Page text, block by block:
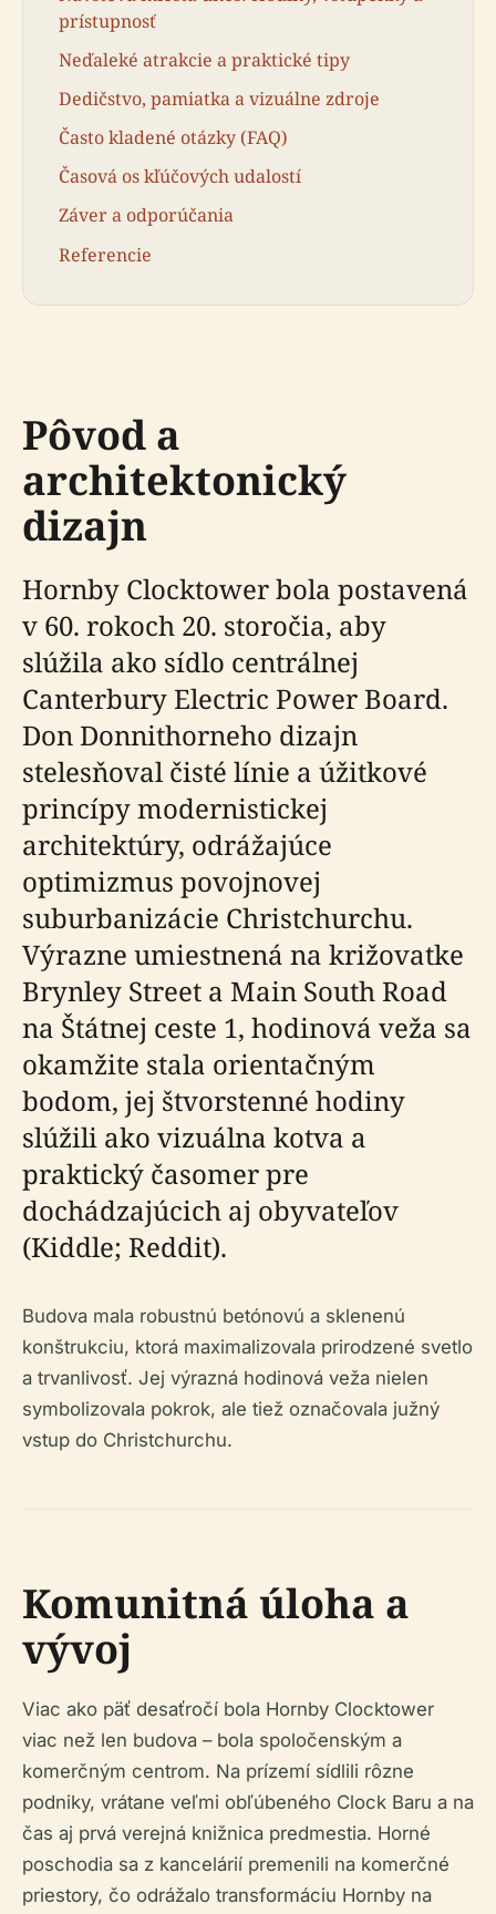
prístupnosť
Neďaleké atrakcie a praktické tipy
Dedičstvo, pamiatka a vizuálne zdroje
Často kladené otázky (FAQ)
Časová os kľúčových udalostí
Záver a odporúčania
Referencie
Pôvod a
architektonický
dizajn
Hornby Clocktower bola postavená
v 60. rokoch 20. storočia, aby
slúžila ako sídlo centrálnej
Canterbury Electric Power Board.
Don Donnithorneho dizajn
stelesňoval čisté línie a úžitkové
princípy modernistickej
architektúry, odrážajúce
optimizmus povojnovej
suburbanizácie Christchurchu.
Výrazne umiestnená na križovatke
Brynley Street a Main South Road
na Štátnej ceste 1, hodinová veža sa
okamžite stala orientačným
bodom, jej štvorstenné hodiny
slúžili ako vizuálna kotva a
praktický časomer pre
dochádzajúcich aj obyvateľov
(Kiddle; Reddit).
Budova mala robustnú betónovú a sklenenú
konštrukciu, ktorá maximalizovala prirodzené svetlo
a trvanlivosť. Jej výrazná hodinová veža nielen
symbolizovala pokrok, ale tiež označovala južný
vstup do Christchurchu.
Komunitná úloha a
vývoj
Viac ako päť desaťročí bola Hornby Clocktower
viac než len budova – bola spoločenským a
komerčným centrom. Na prízemí sídlili rôzne
podniky, vrátane veľmi obľúbeného Clock Baru a na
čas aj prvá verejná knižnica predmestia. Horné
poschodia sa z kancelárií premenili na komerčné
priestory, čo odrážalo transformáciu Hornby na